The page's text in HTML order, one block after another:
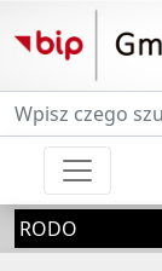
Fraza do
RODO